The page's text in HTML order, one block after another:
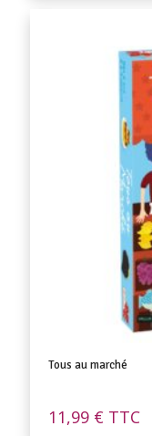
Tous au marché
11,99 € TTC